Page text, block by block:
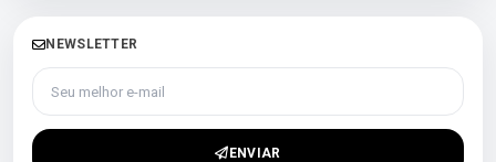
NEWSLETTER
Seu melhor e-mail
ENVIAR